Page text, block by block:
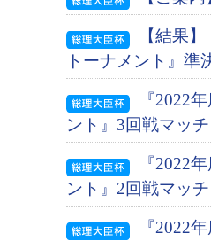
【結果
トーナメント』準
『2022
ント』3回戦マッ
『2022
ント』2回戦マッ
『2022